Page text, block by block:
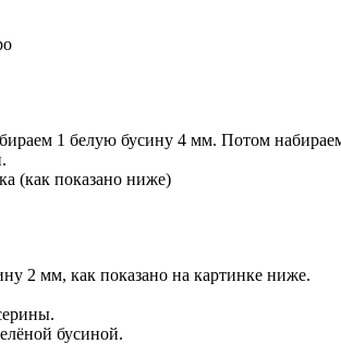
1 белую бусину 4 мм. Потом
(как показано ниже)
2 мм, как показано на картинке ниже.
бусиной.